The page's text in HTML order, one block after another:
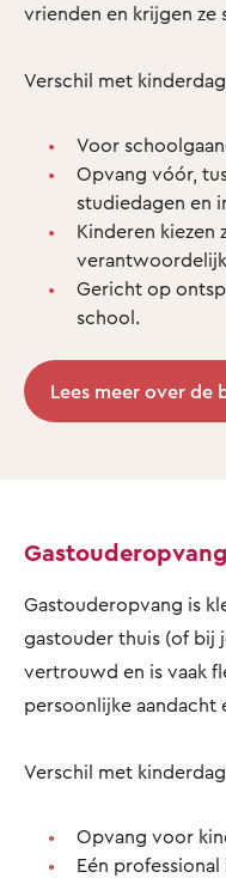
vrienden en krijgen ze
Verschil met
Voor
Opvang vóór,
studiedagen en
Kinderen kiezen
Gericht op
school.
Lees meer over de
Gastouderopvang
Gastouderopvang is
gastouder thuis (of bij
vertrouwd en is vaak
persoonlijke
Verschil met
Opvang voor
Eén